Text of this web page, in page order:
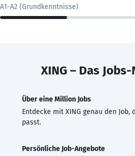
A1-A2 (Grundkenntnisse)
XING – Das
Über eine Million Jobs
Entdecke mit XING genau den Job,
passt.
Persönliche Job-Angebote